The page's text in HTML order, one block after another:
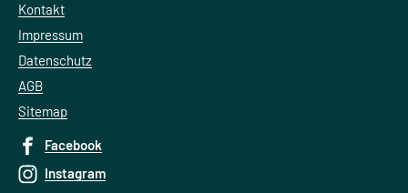
Kontakt
Impressum
Datenschutz
AGB
Sitemap
Facebook
Instagram